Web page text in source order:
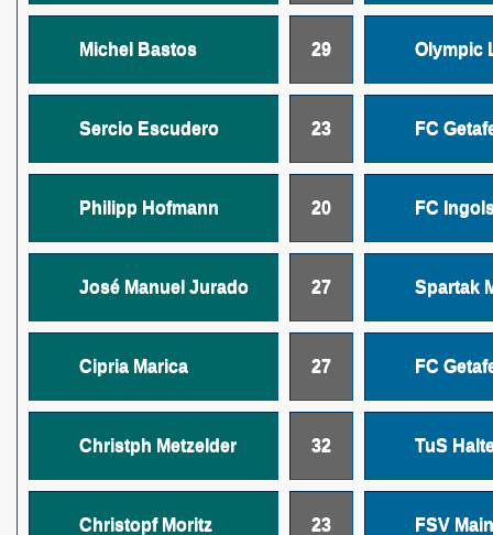
Michel Bastos 29 Olympic
Sercio Escudero 23 FC
Philipp Hofmann 20 FC
José Manuel Jurado 27 Spartak
Cipria Marica 27 FC
Christph Metzelder 32 TuS
Christopf Moritz 23 FSV